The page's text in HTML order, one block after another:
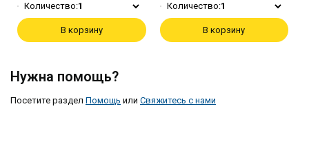
Количество:1
В корзину
Количество:1
В корзину
Нужна помощь?
Посетите раздел Помощь или Свяжитесь с нами